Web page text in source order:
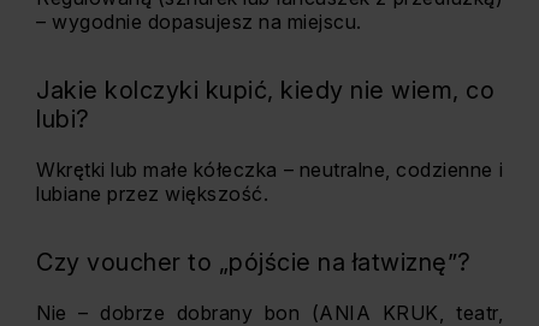
– wygodnie dopasujesz na miejscu.
Jakie kolczyki kupić, kiedy nie wiem, co
lubi?
Wkrętki lub małe kółeczka – neutralne, codzienne i
lubiane przez większość.
Czy voucher to „pójście na łatwiznę”?
Nie – dobrze dobrany bon (ANIA KRUK, teatr,